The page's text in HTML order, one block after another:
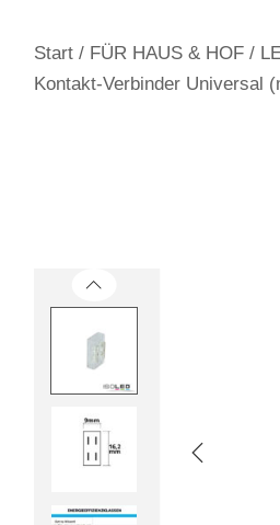
Start / FÜR HAUS & HOF /
Kontakt-Verbinder Universal